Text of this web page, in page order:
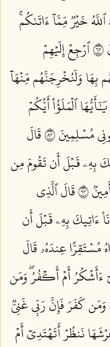
خَيۡرٞ مِّمَّآ ءَاتَىٰكُمۚ
ٱرۡجِعۡ إِلَيۡهِمۡ
بِهَا وَلَنُخۡرِجَنَّهُم مِّنۡهَآ
ٱلۡمَلَؤُاْ أَيُّكُمۡ
مُسۡلِمِينَ ٣٨
قَالَ
بِهِۦ قَبۡلَ أَن تَقُومَ مِن
٣٩
قَالَ ٱلَّذِي
ءَاتِيكَ بِهِۦ قَبۡلَ أَن
مُسۡتَقِرًّا عِندَهُۥ قَالَ
ءَأَشۡكُرُ أَمۡ أَكۡفُرُۖ وَمَن
كَفَرَ فَإِنَّ رَبِّي غَنِيّٞ
نَنظُرۡ أَتَهۡتَدِيٓ أَمۡ